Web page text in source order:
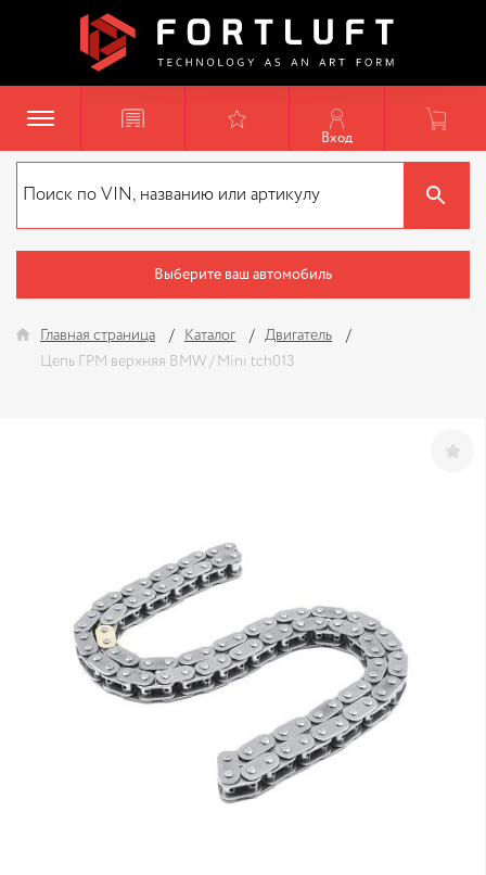
Вход
Выберите ваш автомобиль
Главная страница Каталог
Двигатель
Цепь ГРМ верхняя BMW / Mini tch013